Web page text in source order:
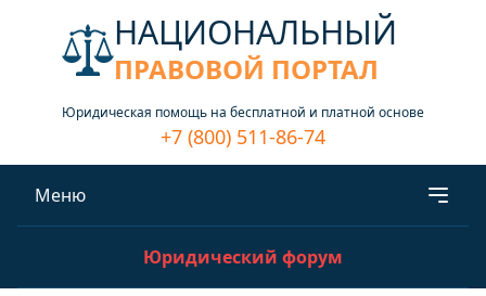
НАЦИОНАЛЬНЫЙ
ПРАВОВОЙ ПОРТАЛ
Юридическая помощь на бесплатной и платной основе
+7 (800) 511-86-74
Меню
Юридический форум